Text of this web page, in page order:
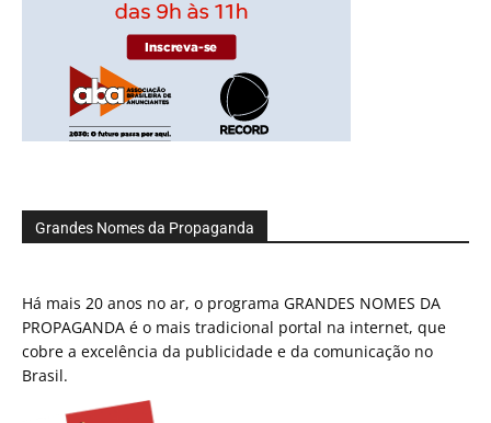
Grandes Nomes da Propaganda
Há mais 20 anos no ar, o programa GRANDES NOMES DA
PROPAGANDA é o mais tradicional portal na internet, que
cobre a excelência da publicidade e da comunicação no
Brasil.